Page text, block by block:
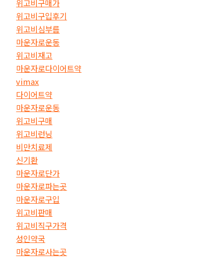
위고비구매가
위고비구입후기
위고비심부름
마운자로운동
위고비재고
마운자로다이어트약
vimax
다이어트약
마운자로운동
위고비구매
위고비런닝
비만치료제
신기환
마운자로단가
마운자로파는곳
마운자로구입
위고비판매
위고비직구가격
성인약국
마운자로사는곳